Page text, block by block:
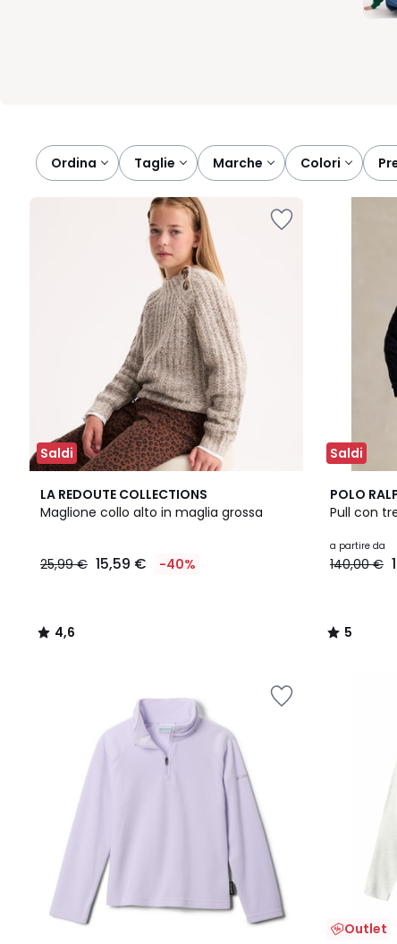
prezzo, puoi variare il guardaroba senza complicazioni.
Ordina taglie marche colori
Saldi
LA REDOUTE COLLECTIONS
Maglione collo alto in maglia grossa
€
€
25,99 € 15,59 € -40%
4,6
/ 5
4,6
/
Saldi
POLO
Pull con
a partire da
140,00 €
5
/
2
Colori
5
/
Outlet